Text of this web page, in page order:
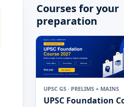
Courses for your
preparation
UPSC GS · PRELIMS + MAINS
UPSC Foundation